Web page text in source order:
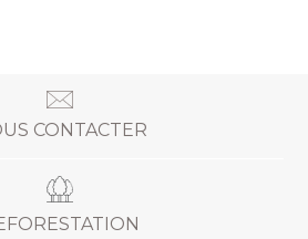
CONTACTER